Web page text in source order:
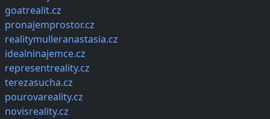
goatrealit.cz
pronajemprostor.cz
realitymulleranastasia.cz
idealninajemce.cz
representreality.cz
terezasucha.cz
pourovareality.cz
novisreality.cz